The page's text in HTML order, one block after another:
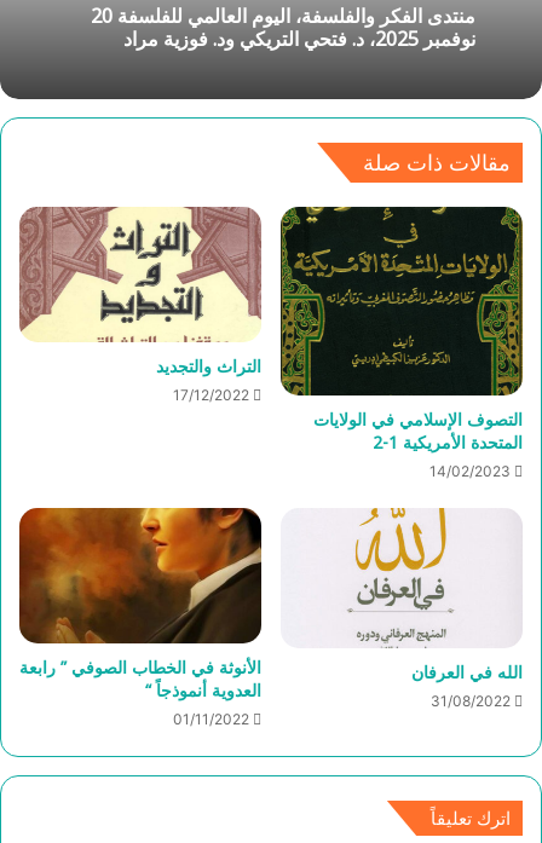
منتدى الفكر والفلسفة، اليوم العالمي للفلسفة 20
نوفمبر 2025، د. فتحي التريكي ود. فوزية مراد
مقالات ذات صلة
التصوف الإسلامي في الولايات
المتحدة الأمريكية 1-2
14/02/2023
التراث والتجديد
17/12/2022
الله في العرفان
31/08/2022
الأنوثة في الخطاب الصوفي ” رابعة
العدوية أنموذجاً “
01/11/2022
اترك تعليقاً